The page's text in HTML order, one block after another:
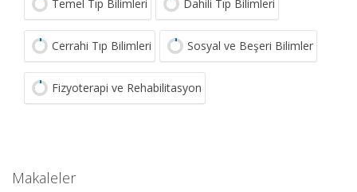
Temel Tıp Bilimleri Dahili Tıp Bilimleri
Cerrahi Tıp Bilimleri Sosyal ve Beşeri Bilimler
Fizyoterapi ve Rehabilitasyon
Makaleler